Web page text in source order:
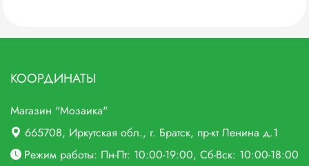
КООРДИНАТЫ
Магазин "Мозаика"
665708, Иркутская обл., г. Братск, пр-кт Ленина д.1
Режим работы: Пн-Пт: 10:00-19:00, Сб-Вск: 10:00-18:00